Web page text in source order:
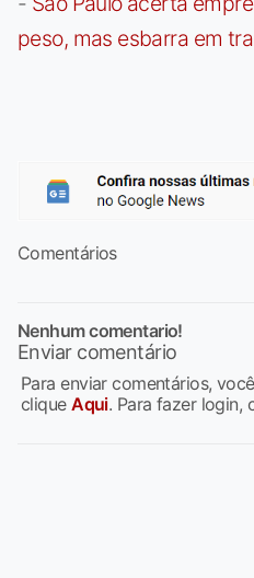
peso, mas esbarra em
Comentários
Nenhum comentario!
Enviar comentário
Para enviar comentários,
cliqueAqui. Para fazer login,